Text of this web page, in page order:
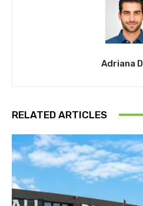
Adriana
RELATED ARTICLES